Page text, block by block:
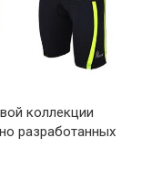
коллекции
разработанных